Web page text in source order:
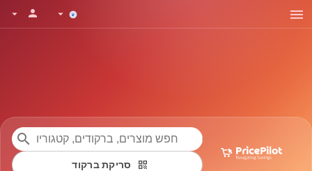
menu
arrow_drop_down
person
arrow_drop_down
search
qr_code סריקת ברקוד